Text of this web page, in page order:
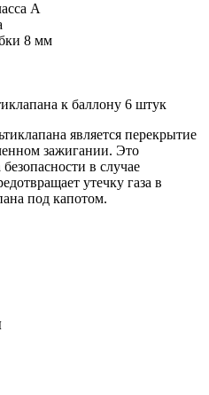
А
8 мм
к баллону 6 штук
является перекрытие
зажигании. Это
в случае
утечку газа в
под капотом.